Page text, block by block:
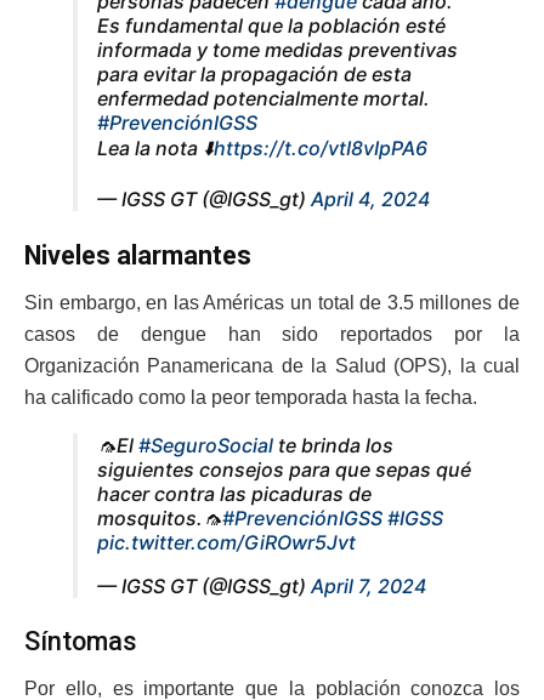
Es fundamental que la población esté
informada y tome medidas preventivas
para evitar la propagación de esta
enfermedad potencialmente mortal.
#PrevenciónIGSS
Lea la nota ⬇️https://t.co/vtI8vIpPA6
— IGSS GT (@IGSS_gt)April 4, 2024
Niveles alarmantes
Sin embargo, en las Américas un total de 3.5 millones de
casos de dengue han sido reportados por la
Organización Panamericana de la Salud (OPS), la cual
ha calificado como la peor temporada hasta la fecha.
🦟El #SeguroSocial te brinda los
siguientes consejos para que sepas qué
hacer contra las picaduras de
mosquitos.🦟#PrevenciónIGSS #IGSS
pic.twitter.com/GiROwr5Jvt
— IGSS GT (@IGSS_gt) April 7, 2024
Síntomas
Por ello, es importante que la población conozca los